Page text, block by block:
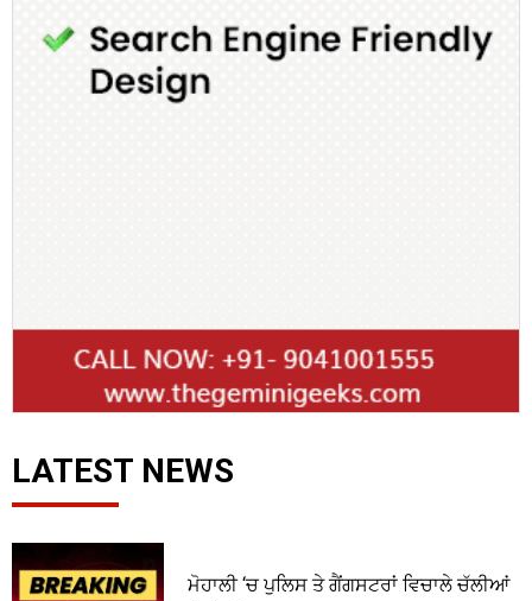
LATEST NEWS
ਮੋਹਾਲੀ ‘ਚ ਪੁਲਿਸ ਤੇ ਗੈਂਗਸਟਰਾਂ ਵਿਚਾਲੇ ਚੱਲੀਆਂ